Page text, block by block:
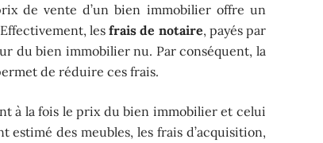
de vente d’un bien immobilier offre un
lesfrais de notaire, payés par
du bien immobilier nu. Par conséquent, la
de réduire ces frais.
à la fois le prix du bien immobilier et celui
des meubles, les frais d’acquisition,